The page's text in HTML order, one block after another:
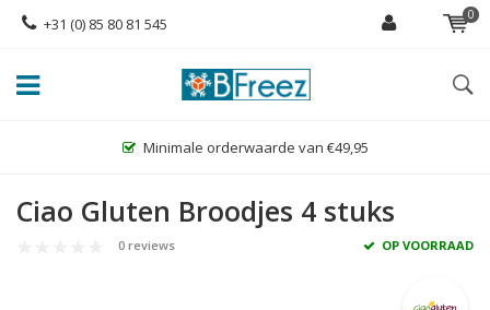
+31 (0) 85 80 81 545 0
Minimale orderwaarde van €49,95
Ciao Gluten Broodjes 4 stuks
0 reviews OP VOORRAAD